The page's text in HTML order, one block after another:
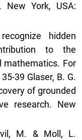
New York, USA:
hidden
to the
mathematics. For
39 Glaser, B. G.
of grounded
research. New
M. & Moll, L.